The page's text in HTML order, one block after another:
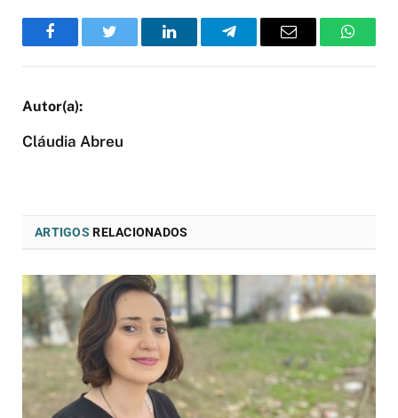
FacebookTwitter LinkedInTelegramEmail
Cláudia Abreu